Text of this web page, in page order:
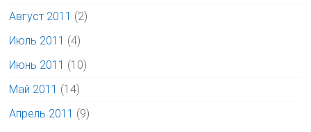
Август 2011 (2)
Июль 2011 (4)
Июнь 2011 (10)
Май 2011 (14)
Апрель 2011 (9)